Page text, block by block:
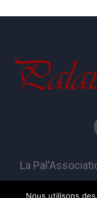
La
Nous utilisons